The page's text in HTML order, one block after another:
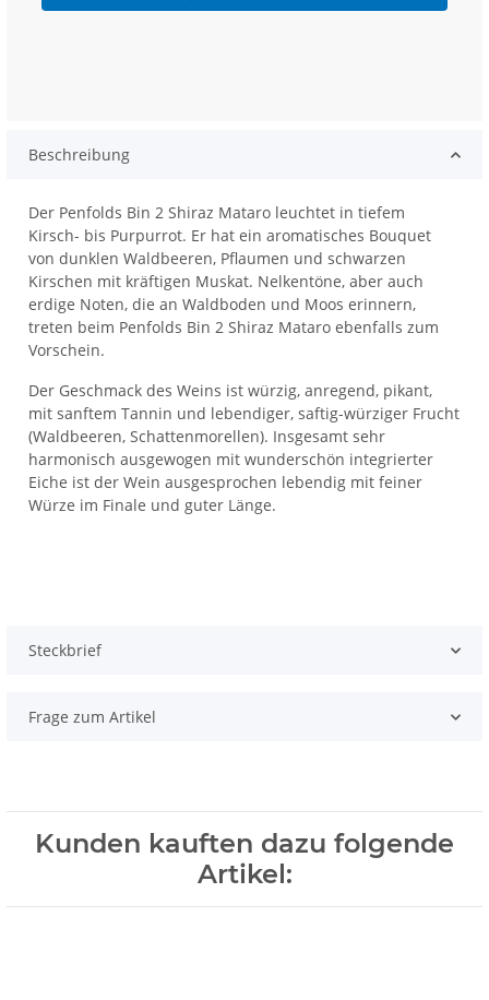
Beschreibung
Der Penfolds Bin 2 Shiraz Mataro leuchtet in tiefem
Kirsch- bis Purpurrot. Er hat ein aromatisches Bouquet
von dunklen Waldbeeren, Pflaumen und schwarzen
Kirschen mit kräftigen Muskat. Nelkentöne, aber auch
erdige Noten, die an Waldboden und Moos erinnern,
treten beim Penfolds Bin 2 Shiraz Mataro ebenfalls zum
Vorschein.
Der Geschmack des Weins ist würzig, anregend, pikant,
mit sanftem Tannin und lebendiger, saftig-würziger Frucht
(Waldbeeren, Schattenmorellen). Insgesamt sehr
harmonisch ausgewogen mit wunderschön integrierter
Eiche ist der Wein ausgesprochen lebendig mit feiner
Würze im Finale und guter Länge.
Steckbrief
Frage zum Artikel
Kunden kauften dazu folgende
Artikel: